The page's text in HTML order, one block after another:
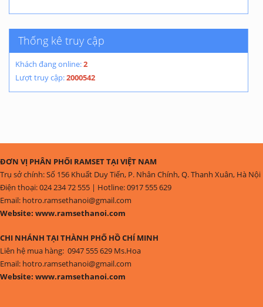
Thống kê truy cập
Khách đang online:2
Lượt truy cập:2000542
ĐƠN VỊ PHÂN PHỐI RAMSET TẠI VIỆT NAM
Trụ sở chính: Số 156 Khuất Duy Tiến, P. Nhân Chính, Q. Thanh Xuân, Hà Nội
Điện thoại: 024 234 72 555 | Hotline: 0917 555 629
Email: hotro.ramsethanoi@gmail.com
Website: www.ramsethanoi.com
CHI NHÁNH TẠI THÀNH PHỐ HỒ CHÍ MINH
Liên hệ mua hàng: 0947 555 629 Ms.Hoa
Email: hotro.ramsethanoi@gmail.com
Website: www.ramsethanoi.com